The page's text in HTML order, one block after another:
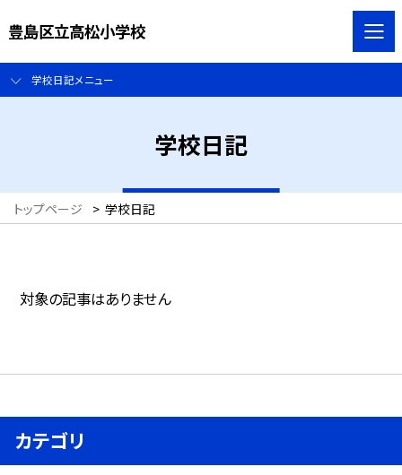
豊島区立高松小学校
学校日記メニュー
学校日記
トップページ > 学校日記
対象の記事はありません
カテゴリ